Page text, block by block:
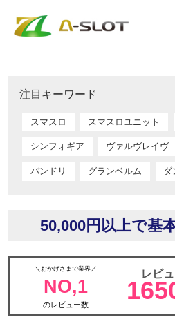
注目キーワード
スマスロ スマスロユニット
シンフォギア ヴァルヴレイヴ
バンドリ グランベルム ダ
50,000円以上で基
＼おかげさまで業界／
NO,1
のレビュー数
レビ